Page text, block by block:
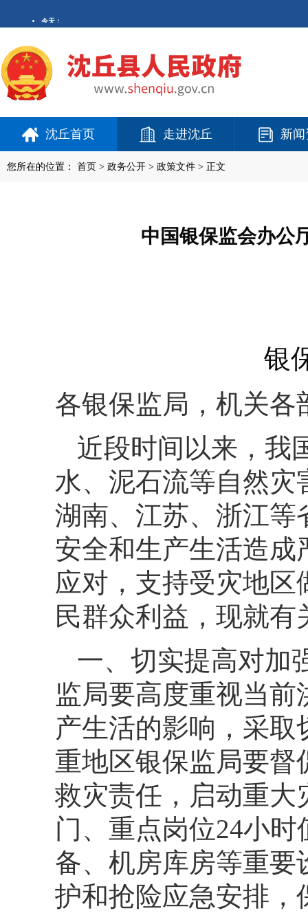
沈丘首页 走进沈丘 新
您所在的位置： 首页 > 政务公开 > 政策文件 > 正文
中国银保监会办公
银
各银保监局，机关各
近段时间以来，我
水、泥石流等自然
湖南、江苏、浙江等
安全和生产生活造
应对，支持受灾地
民群众利益，现就
一、切实提高对加
监局要高度重视当
产生活的影响，采
重地区银保监局要
救灾责任，启动重大
门、重点岗位24小
备、机房库房等重要
护和抢险应急安排，